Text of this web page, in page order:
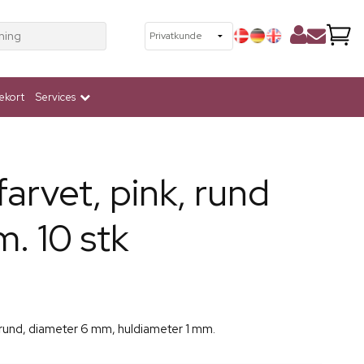
Services
pink, rund
10 stk
diameter 6 mm, huldiameter 1 mm.